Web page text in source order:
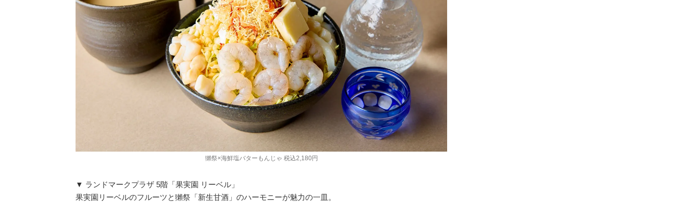
獺祭×海鮮塩バターもんじゃ 税込2,180円
▼ ランドマークプラザ 5階「果実園 リーベル」
果実園リーベルのフルーツと獺祭「新生甘酒」のハーモニーが魅力の一皿。